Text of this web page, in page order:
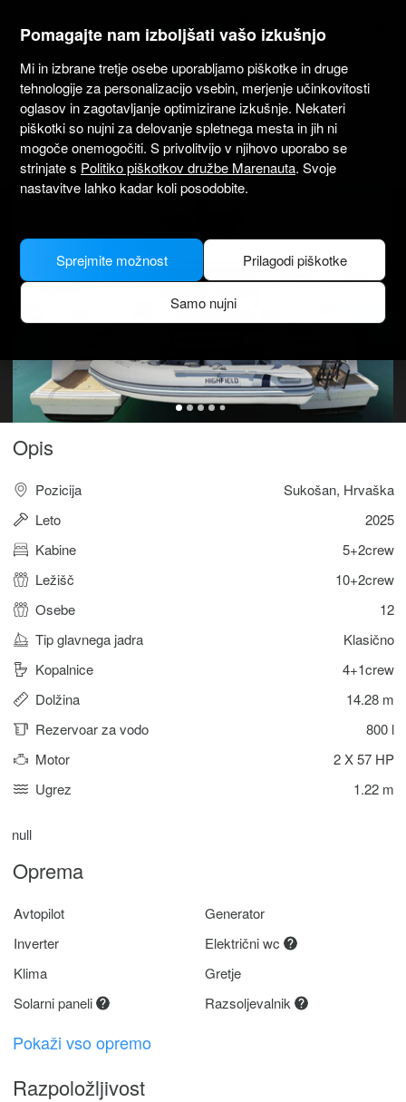
marenauta
Bali Catamarans Bali 4.6 - 5 + 2 Cab. -
Sukošan
4.4(100 o najemodajalcu) Samo brez skiperja
Profesionalno
Preverjena barka
Opis
Pozicija
Sukošan, Hrvaška
Leto
2025
Kabine
5+2crew
Ležišč
10+2crew
Osebe
12
Tip glavnega jadra
Klasično
Kopalnice
4+1crew
Dolžina
14.28 m
Rezervoar za vodo
800 l
Motor
2 X 57 HP
Ugrez
1.22 m
null
Oprema
Avtopilot
Generator
Inverter
Električni wc
Klima
Gretje
Solarni paneli
Razsoljevalnik
Pokaži vso opremo
Razpoložljivost
Pomagajte nam izboljšati vašo izkušnjo
Mi in izbrane tretje osebe uporabljamo piškotke in druge
tehnologije za personalizacijo vsebin, merjenje učinkovitosti
oglasov in zagotavljanje optimizirane izkušnje. Nekateri
piškotki so nujni za delovanje spletnega mesta in jih ni
mogoče onemogočiti. S privolitvijo v njihovo uporabo se
strinjate s Politiko piškotkov družbe Marenauta. Svoje
nastavitve lahko kadar koli posodobite.
Prilagodi piškotke
Samo nujni
Sprejmite možnost